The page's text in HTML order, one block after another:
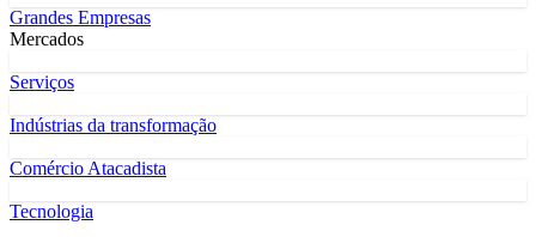
Grandes Empresas
Mercados
Serviços
Indústrias da transformação
Comércio Atacadista
Tecnologia